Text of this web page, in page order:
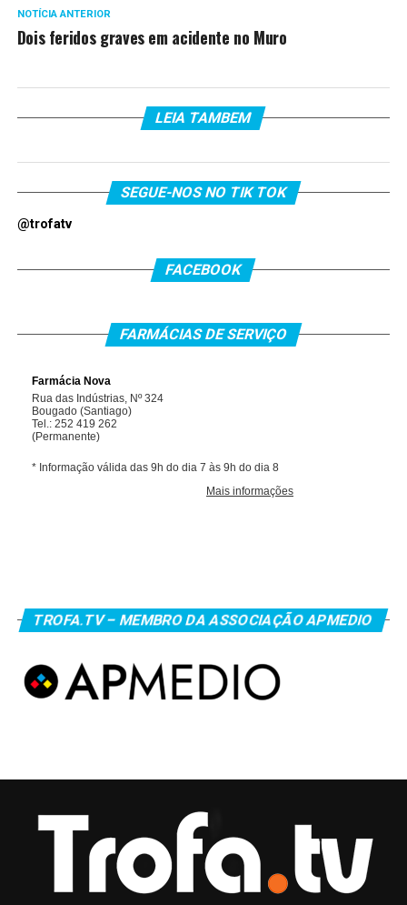
NOTÍCIA ANTERIOR
Dois feridos graves em acidente no Muro
LEIA TAMBEM
SEGUE-NOS NO TIK TOK
@trofatv
FACEBOOK
FARMÁCIAS DE SERVIÇO
TROFA.TV – MEMBRO DA ASSOCIAÇÃO APMEDIO